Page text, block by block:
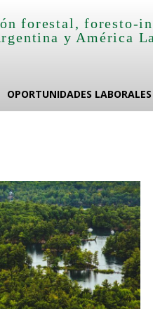
forestal, foresto-
y América
OPORTUNIDADES LABORALES